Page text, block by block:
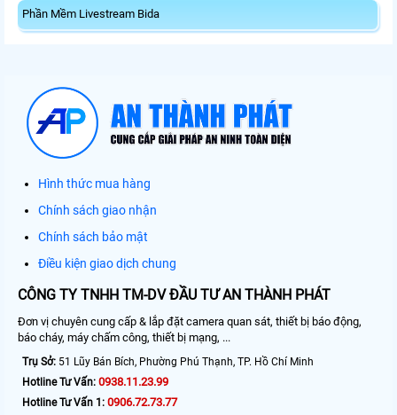
Phần Mềm Livestream Bida
Hình thức mua hàng
Chính sách giao nhận
Chính sách bảo mật
Điều kiện giao dịch chung
CÔNG TY TNHH TM-DV ĐẦU TƯ AN THÀNH PHÁT
Đơn vị chuyên cung cấp & lắp đặt camera quan sát, thiết bị báo động,
báo cháy, máy chấm công, thiết bị mạng, ...
Trụ Sở: 51 Lũy Bán Bích, Phường Phú Thạnh, TP. Hồ Chí Minh
Hotline Tư Vấn: 0938.11.23.99
Hotline Tư Vấn 1: 0906.72.73.77